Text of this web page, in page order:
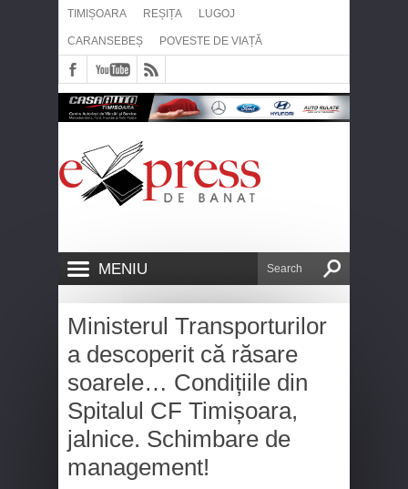
TIMIȘOARA REȘIȚA LUGOJ
CARANSEBEȘ POVESTE DE VIAȚĂ
MENIU
Ministerul Transporturilor
a descoperit că răsare
soarele… Condițiile din
Spitalul CF Timișoara,
jalnice. Schimbare de
management!